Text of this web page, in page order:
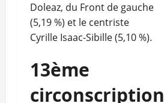
Doleaz, du Front de gauche
(5,19 %) et le centriste
Cyrille Isaac-Sibille (5,10 %).
13ème
circonscription